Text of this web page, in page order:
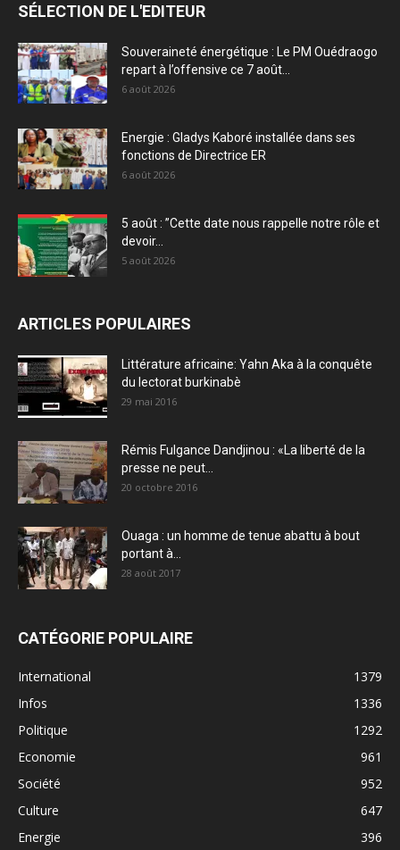
SÉLECTION DE L'EDITEUR
Souveraineté énergétique : Le PM Ouédraogo
repart à l’offensive ce 7 août...
6 août 2026
Energie : Gladys Kaboré installée dans ses
fonctions de Directrice ER
6 août 2026
5 août : ”Cette date nous rappelle notre rôle et
devoir...
5 août 2026
ARTICLES POPULAIRES
Littérature africaine: Yahn Aka à la conquête
du lectorat burkinabè
29 mai 2016
Rémis Fulgance Dandjinou : «La liberté de la
presse ne peut...
20 octobre 2016
Ouaga : un homme de tenue abattu à bout
portant à...
28 août 2017
CATÉGORIE POPULAIRE
International
1379
Infos
1336
Politique
1292
Economie
961
Société
952
Culture
647
Energie
396